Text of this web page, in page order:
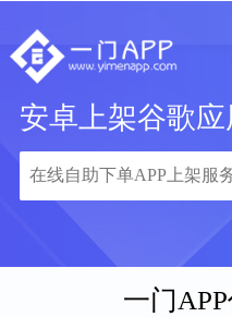
安卓上架谷歌
一门